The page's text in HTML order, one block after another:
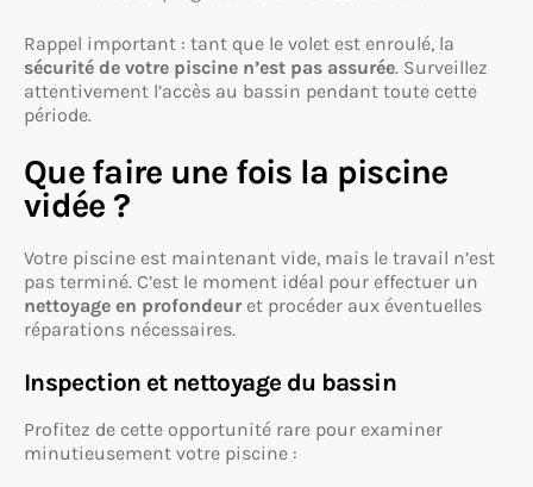
Rappel important : tant que le volet est enroulé, la
sécurité de votre piscine n’est pas assurée. Surveillez
attentivement l’accès au bassin pendant toute cette
période.
Que faire une fois la piscine
vidée ?
Votre piscine est maintenant vide, mais le travail n’est
pas terminé. C’est le moment idéal pour effectuer un
nettoyage en profondeur et procéder aux éventuelles
réparations nécessaires.
Inspection et nettoyage du bassin
Profitez de cette opportunité rare pour examiner
minutieusement votre piscine :